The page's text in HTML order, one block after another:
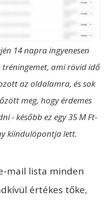
14 napra ingyenesen
tréningemet, ami rövid idő
az oldalamra, és sok
meg, hogy érdemes
- később ez egy 35 M Ft-
kiindulópontja lett.
mail lista minden
értékes tőke,